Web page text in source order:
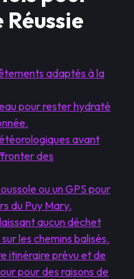
adaptés à la
pour rester hydraté
avant
des
ou un GPS pour
du Puy Mary.
aucun déchet
les chemins balisés.
itinéraire prévu et de
pour des raisons de